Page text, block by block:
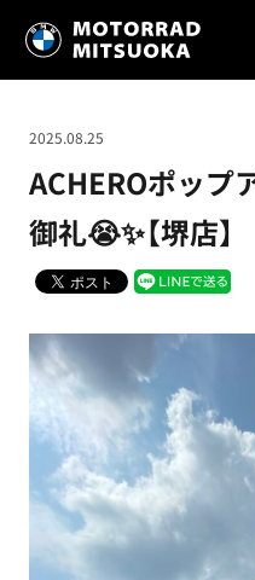
ACHEROポップ
御礼😭✨【堺店】
2025.08.25